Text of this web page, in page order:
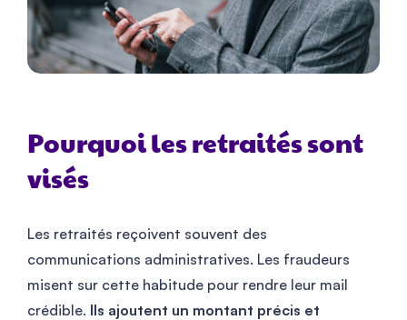
Pourquoi les retraités sont
visés
Les retraités reçoivent souvent des
communications administratives. Les fraudeurs
misent sur cette habitude pour rendre leur mail
crédible. Ils ajoutent un montant précis et